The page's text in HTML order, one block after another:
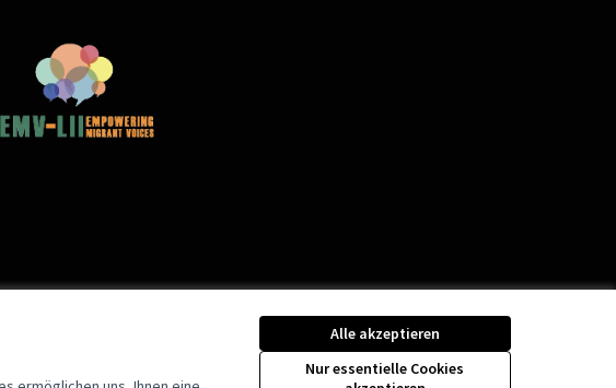
Alle akzeptieren
Nur essentielle Cookies